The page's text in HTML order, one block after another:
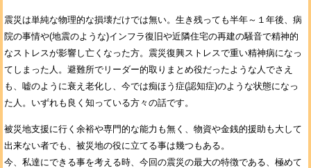
震災は単純な物理的な損壊だけでは無い。生き残っても半年～１年後、病
院の事情や(地震のような)インフラ復旧や近隣住宅の再建の騒音で精神的
なストレスが影響し亡くなった方。震災復興ストレスで重い精神病になっ
てしまった人。避難所でリーダー的取りまとめ役だったような人でさえ
も、嘘のように衰え老化し、今では痴ほう症(認知症)のような状態になっ
た人。いずれも良く知っている方々の話です。
被災地支援に行く余裕や専門的な能力も無く、物資や金銭的援助も大して
出来ない者でも、被災地の役に立てる事は幾つもある。
今、私達にできる事を考える時、今回の震災の最大の特徴である、極めて